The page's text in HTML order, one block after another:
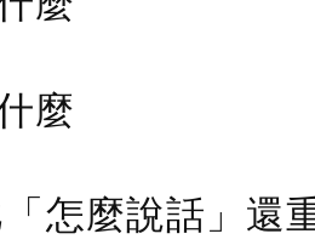
麼
怎麼說話」還